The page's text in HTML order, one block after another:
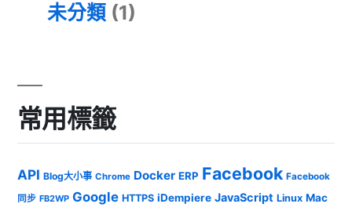
未分類 (1)
常用標籤
API Blog大小事 Chrome Docker ERP Facebook Facebook
同步 FB2WP Google HTTPS iDempiere JavaScript Linux Mac